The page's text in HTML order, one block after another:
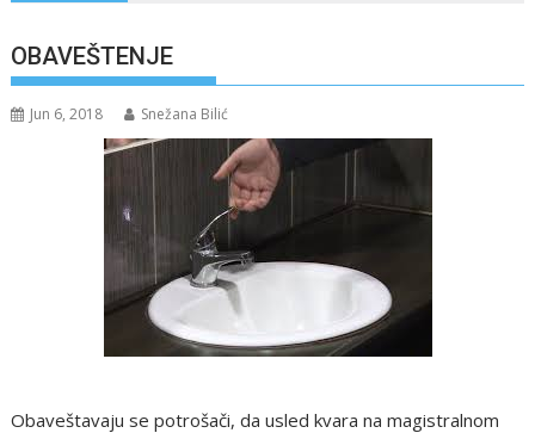
OBAVEŠTENJE
Jun 6, 2018 Snežana Bilić
Obaveštavaju se potrošači, da usled kvara na magistralnom